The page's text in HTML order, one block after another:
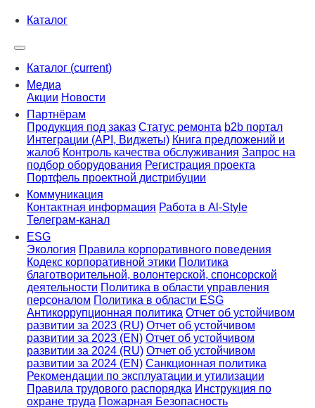
Каталог
Каталог (current)
Медиа
Акции Новости
Партнёрам
Продукция под заказ Статус ремонта b2b портал
Интеграции (API, Виджеты) Книга предложений и
жалоб Контроль качества обслуживания Запрос на
подбор оборудования Регистрация проекта
Портфель проектной дистрибуции
Коммуникация
Контактная информация Работа в Al-Style
Телеграм-канал
ESG
Экология Правила корпоративного поведения
Кодекс корпоративной этики Политика
благотворительной, волонтерской, спонсорской
деятельности Политика в области управления
персоналом Политика в области ESG
Антикоррупционная политика Отчет об устойчивом
развитии за 2023 (RU) Отчет об устойчивом
развитии за 2023 (EN) Отчет об устойчивом
развитии за 2024 (RU) Отчет об устойчивом
развитии за 2024 (EN) Санкционная политика
Рекомендации по эксплуатации и утилизации
Правила трудового распорядка Инструкция по
охране труда Пожарная Безопасность